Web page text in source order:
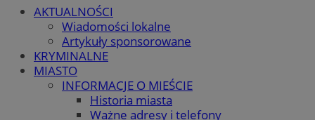
AKTUALNOŚCI
Wiadomości lokalne
Artykuły sponsorowane
KRYMINALNE
MIASTO
INFORMACJE O MIEŚCIE
Historia miasta
Ważne adresy i telefony